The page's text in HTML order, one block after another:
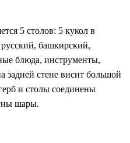
5 столов: 5 кукол в
башкирский,
блюда, инструменты,
задней стене висит большой
и столы соединены
шары.